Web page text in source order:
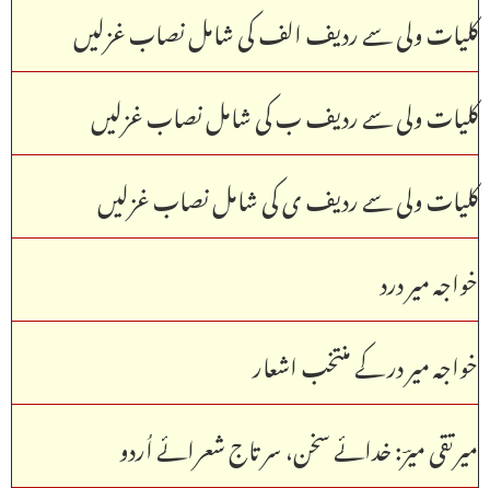
کلیات ولی سے ردیف الف کی شامل نصاب غزلیں
کلیات ولی سے ردیف ب کی شامل نصاب غزلیں
کلیات ولی سے ردیف ی کی شامل نصاب غزلیں
خواجہ میر درد
خواجہ میر در کے منتخب اشعار
میرتقی میرؔ: خدائے سخن، سر تاج شعرائے اُردو